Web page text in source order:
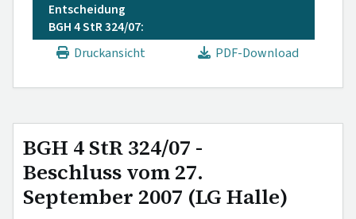
Entscheidung
BGH 4 StR 324/07:
Druckansicht
PDF-Download
BGH 4 StR 324/07 -
Beschluss vom 27.
September 2007 (LG Halle)